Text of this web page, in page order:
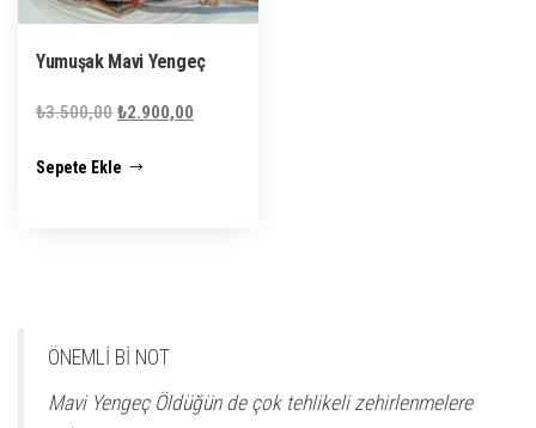
Yumuşak Mavi Yengeç
₺3.500,00 Orijinal
₺3.500,00.
₺2.900,00
Sepete Ekle
ÖNEMLİ Bİ NOT
Mavi Yengeç Öldüğün de çok tehlikeli zehirlenmelere